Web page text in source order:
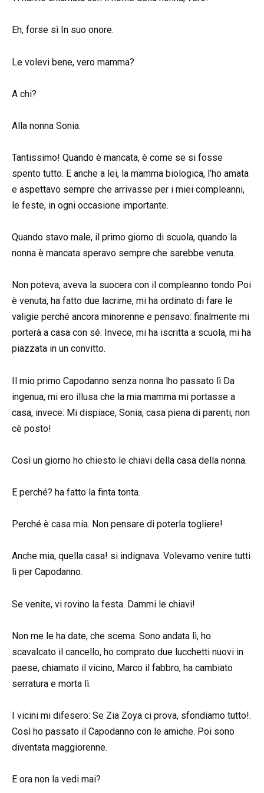
Eh, forse sì In suo onore.
Le volevi bene, vero mamma?
A chi?
Alla nonna Sonia.
Tantissimo! Quando è mancata, è come se si fosse
spento tutto. E anche a lei, la mamma biologica, l’ho amata
e aspettavo sempre che arrivasse per i miei compleanni,
le feste, in ogni occasione importante.
Quando stavo male, il primo giorno di scuola, quando la
nonna è mancata speravo sempre che sarebbe venuta.
Non poteva, aveva la suocera con il compleanno tondo Poi
è venuta, ha fatto due lacrime, mi ha ordinato di fare le
valigie perché ancora minorenne e pensavo: finalmente mi
porterà a casa con sé. Invece, mi ha iscritta a scuola, mi ha
piazzata in un convitto.
Il mio primo Capodanno senza nonna lho passato lì Da
ingenua, mi ero illusa che la mia mamma mi portasse a
casa, invece: Mi dispiace, Sonia, casa piena di parenti, non
cè posto!
Così un giorno ho chiesto le chiavi della casa della nonna.
E perché? ha fatto la finta tonta.
Perché è casa mia. Non pensare di poterla togliere!
Anche mia, quella casa! si indignava. Volevamo venire tutti
lì per Capodanno.
Se venite, vi rovino la festa. Dammi le chiavi!
Non me le ha date, che scema. Sono andata lì, ho
scavalcato il cancello, ho comprato due lucchetti nuovi in
paese, chiamato il vicino, Marco il fabbro, ha cambiato
serratura e morta lì.
I vicini mi difesero: Se Zia Zoya ci prova, sfondiamo tutto!.
Così ho passato il Capodanno con le amiche. Poi sono
diventata maggiorenne.
E ora non la vedi mai?